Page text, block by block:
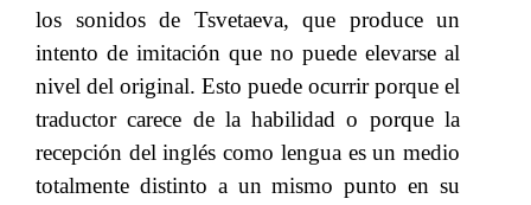
los sonidos de Tsvetaeva, que produce un
intento de imitación que no puede elevarse al
nivel del original. Esto puede ocurrir porque el
traductor carece de la habilidad o porque la
recepción del inglés como lengua es un medio
totalmente distinto a un mismo punto en su